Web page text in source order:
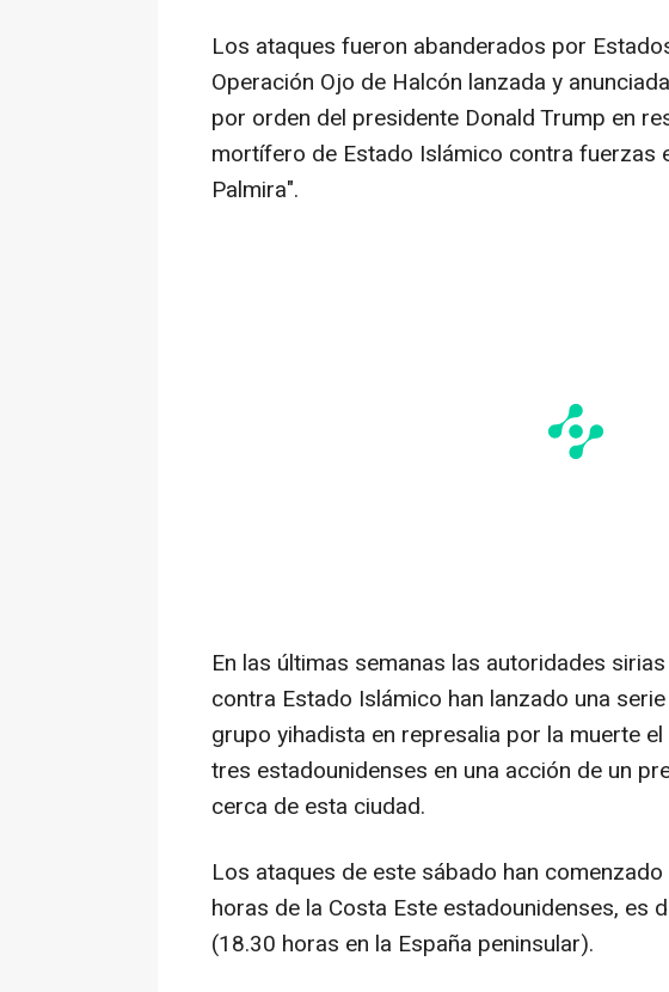
Los ataques fueron abanderados por
Operación Ojo de Halcón lanzada y
por orden del presidente Donald Trump en
mortífero de Estado Islámico contra fuerzas
Palmira".
En las últimas semanas las autoridades
contra Estado Islámico han lanzado una
grupo yihadista en represalia por la muerte
tres estadounidenses en una acción de un
cerca de esta ciudad.
Los ataques de este sábado han
horas de la Costa Este estadounidenses, es
(18.30 horas en la España peninsular).